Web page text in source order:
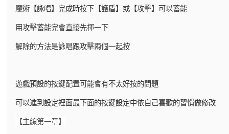
魔術【詠唱】完成時按下【護盾】或【攻擊】可以蓄能
用攻擊蓄能完會直接先揮一下
解除的方法是詠唱跟攻擊兩個一起按
遊戲預設的按鍵配置可能會有不太好按的問題
可以進到設定裡面最下面的按鍵設定中依自己喜歡的習慣做修改
【主線第一章】